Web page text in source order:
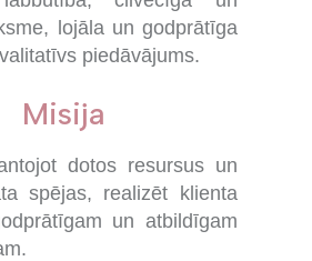
lojāla un godprātīga
piedāvājums.
Misija
dotos resursus un
spējas, realizēt klienta
un atbildīgam